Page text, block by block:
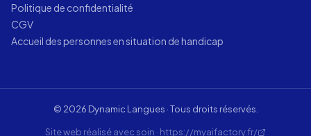
Politique de confidentialité
CGV
Accueil des personnes en situation de handicap
© 2026 Dynamic Langues · Tous droits réservés.
Site web réalisé avec soin · https://myaifactory.fr/